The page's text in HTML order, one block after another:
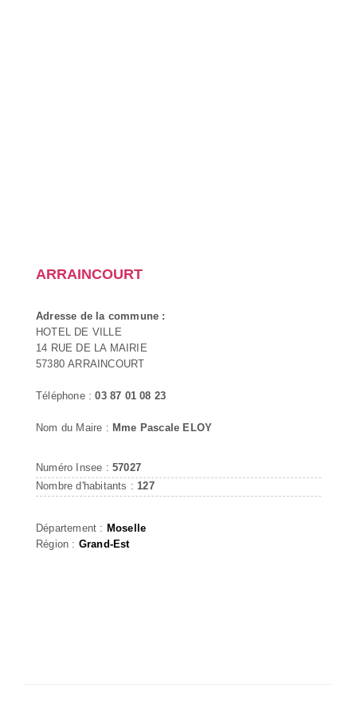
ARRAINCOURT
Adresse de la commune :
HOTEL DE VILLE
14 RUE DE LA MAIRIE
57380 ARRAINCOURT
Téléphone :03 87 01 08 23
Nom du Maire : Mme Pascale ELOY
Numéro Insee : 57027
Nombre d'habitants : 127
Département : Moselle
Région : Grand-Est